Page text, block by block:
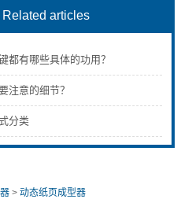
Related articles
都有哪些具体的功用？
注意的细节？
分类
>动态纸页成型器